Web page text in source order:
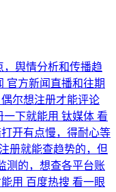
舆情分析和传播趋
官方新闻直播和往期
尔想注册才能评论
下就能用 钛媒体 看
开有点慢，得耐心等
册就能查趋势的，但
测的，想查各平台账
用 百度热搜 看一眼